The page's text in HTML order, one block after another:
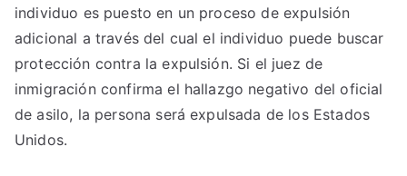
individuo es puesto en un proceso de expulsión
adicional a través del cual el individuo puede buscar
protección contra la expulsión. Si el juez de
inmigración confirma el hallazgo negativo del oficial
de asilo, la persona será expulsada de los Estados
Unidos.